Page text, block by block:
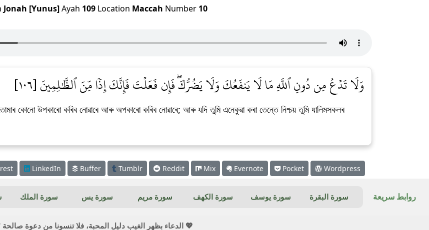
Jonah [Yunus]Ayah 109Location Maccah Number 10
وَلَا تَدۡعُ مِن دُونِ ٱللَّهِ مَا لَا يَنفَعُكَ وَلَا يَضُرُّكَۖ فَإِن فَعَلۡتَ فَإِنَّكَ إِذٗا مِّنَ ٱلظَّٰلِمِينَ [١٠٦]
কোনো উপকাৰো কৰিব নোৱাৰে আৰু অপকাৰো কৰিব নোৱাৰে; আৰু যদি তুমি এনেকুৱা কৰা তেন্তে নিশ্চয় তুমি যালিমসকলৰ
LinkedIn Buffer Tumblr Reddit Mix Evernote Pocket Wordpress
روابط سريعة سورة البقرة سورة يوسف سورة الكهف سورة مريم سورة يس سورة الملك
💖 الدعاء بظهر الغيب دليل المحبة، فلا تنسونا من دعوة صالحة